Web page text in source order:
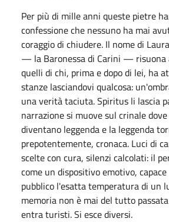
Per più di mille anni queste pietre
confessione che nessuno ha mai
coraggio di chiudere. Il nome di
— la Baronessa di Carini — risuona
quelli di chi, prima e dopo di lei, ha
stanze lasciandovi qualcosa:
una verità taciuta. Spiritus li lascia
narrazione si muove sul crinale
diventano leggenda e la leggenda
prepotentemente, cronaca. Luci di
scelte con cura, silenzi calcolati: il
come un dispositivo emotivo,
pubblico l'esatta temperatura di un
memoria non è mai del tutto
entra turisti. Si esce diversi.